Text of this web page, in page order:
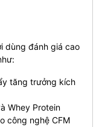
dùng đánh giá cao
tăng trưởng kích
Whey Protein
công nghệ CFM